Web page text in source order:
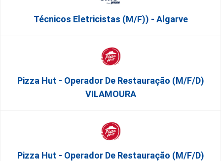
Técnicos Eletricistas (m/f)) - Algarve
Pizza Hut - Operador De Restauração (m/f/d)
VILAMOURA
Pizza Hut - Operador De Restauração (m/f/d)